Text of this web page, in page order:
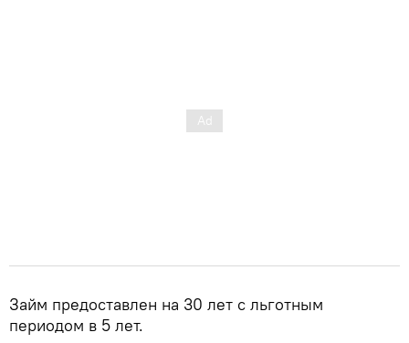
Займ предоставлен на 30 лет с льготным
периодом в 5 лет.